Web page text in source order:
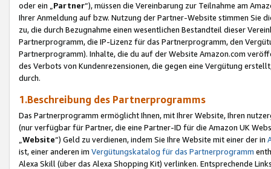
oder ein „Partner“), müssen die Vereinbarung zur Teilnahme am
Ihrer Anmeldung auf bzw. Nutzung der Partner-Website stimmen Sie
zu, die durch Bezugnahme einen wesentlichen Bestandteil dieser
Partnerprogramm, die IP-Lizenz für das Partnerprogramm, den
Partnerprogramm). Inhalte, die du auf der Website Amazon.com
des Verbots von Kundenrezensionen, die gegen eine Vergütung
durch.
1.Beschreibung des Partnerprogramms
Das Partnerprogramm ermöglicht Ihnen, mit Ihrer Website, Ihren
(nur verfügbar für Partner, die eine Partner-ID für die Amazon UK
Website“) Geld zu verdienen, indem Sie Ihre Website mit einer der in
ist, einer anderen im Vergütungskatalog für das Partnerprogramm
Alexa Skill (über das Alexa Shopping Kit) verlinken. Entsprechende